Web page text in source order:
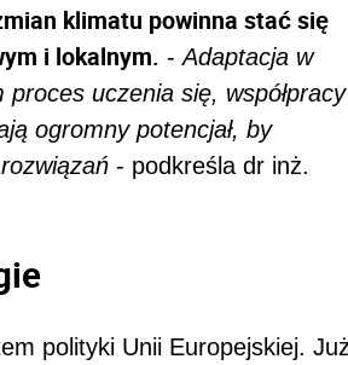
klimatu powinna stać się
i lokalnym. -Adaptacja w
uczenia się, współpracy
ogromny potencjał, by
- podkreśla dr inż.
polityki Unii Europejskiej. Już